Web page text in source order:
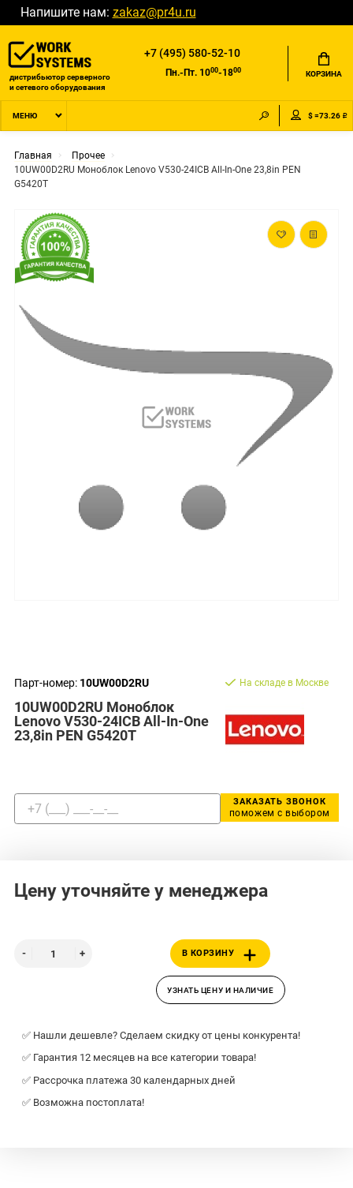
Напишите нам: zakaz@pr4u.ru
дистрибьютор серверного
и сетевого оборудования
+7 (495) 580-52-10
Пн.-Пт. 1000-1800 КОРЗИНА
МЕНЮ $ =73.26 ₽
Главная
Прочее
10UW00D2RU Моноблок Lenovo V530-24ICB All-In-One 23,8in PEN
G5420T
Парт-номер: 10UW00D2RU
10UW00D2RU Моноблок
Lenovo V530-24ICB All-In-One
23,8in PEN G5420T
На складе в Москве
ЗАКАЗАТЬ ЗВОНОК
поможем с выбором
Цену уточняйте у менеджера
В КОРЗИНУ
УЗНАТЬ ЦЕНУ И НАЛИЧИЕ
✅ Нашли дешевле? Сделаем скидку от цены конкурента!
✅ Гарантия 12 месяцев на все категории товара!
✅ Рассрочка платежа 30 календарных дней
✅ Возможна постоплата!